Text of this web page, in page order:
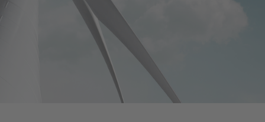
Wirtschaftsförderung